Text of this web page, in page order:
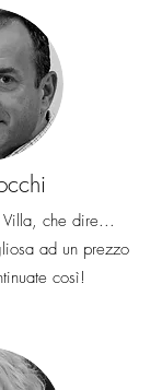
che dire...
ad un prezzo
così!